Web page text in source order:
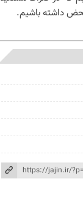
داشته باشیم.